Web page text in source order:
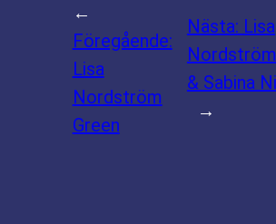
←
Föregående:
Lisa
Nordström
Green
Nästa: Lisa
& Sabina
→